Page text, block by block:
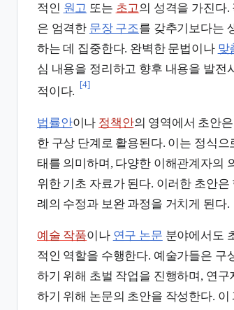
적인 원고 또는 초고의 성격을 가진다.
은 엄격한 문장 구조를 갖추기보다는
하는 데 집중한다. 완벽한 문법이나 맞
심 내용을 정리하고 향후 내용을 발전
적이다.
[4]
법률안이나 정책안의 영역에서 초안
한 구상 단계로 활용된다. 이는 정식으
태를 의미하며, 다양한 이해관계자의
위한 기초 자료가 된다. 이러한 초안은
례의 수정과 보완 과정을 거치게 된다.
예술 작품이나 연구 논문 분야에서도
적인 역할을 수행한다. 예술가들은
하기 위해 초벌 작업을 진행하며, 연
하기 위해 논문의 초안을 작성한다. 이